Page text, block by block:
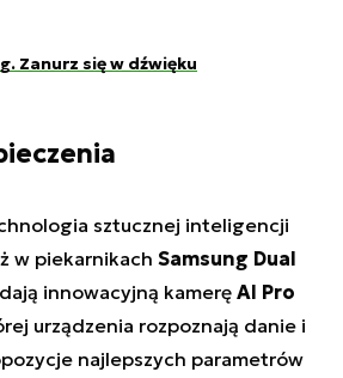
Zanurz się w dźwięku
sztucznej inteligencji
w piekarnikach Samsung Dual
innowacyjną kameręAI Pro
urządzenia rozpoznają danie i
najlepszych parametrów